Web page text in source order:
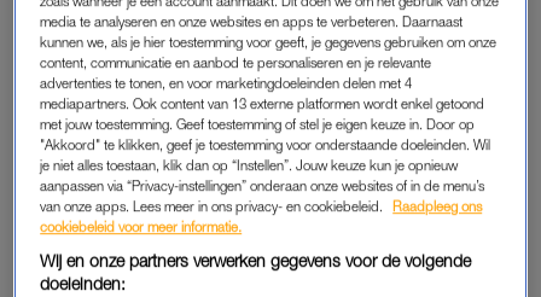
een gruwelijke ontdekking: het ontbonden lichaam vanCeleste
Rivas, een 15-jarige meisjedat al ruim een jaar vermist was,
werd aangetroffen in een kofferbak. De auto stond op naam
van Amerikaanse zanger D4vd. Hoewel de 20-jarige in eerste
instantie niet als verdachte gezien werd, wordt hij dat nu wel.
Die informatie baseertTMZ op een bron met directe kennis
van het onderzoek, dat nu wordt behandeld als moordzaak.
Volgens de insider is David Anthony Burke, zoals de zanger
echt heet, nog niet officieel aangeklaagd. Er zijn nog geen
media te analyseren en onze websites en apps te verbeteren. Daarnaast
kunnen we, als je hier toestemming voor geeft, je gegevens gebruiken om onze
content, communicatie en aanbod te personaliseren en je relevante
advertenties te tonen, en voor marketingdoeleinden delen met 4
mediapartners. Ook content van 13 externe platformen wordt enkel getoond
met jouw toestemming. Geef toestemming of stel je eigen keuze in. Door op
"Akkoord" te klikken, geef je toestemming voor onderstaande doeleinden. Wil
je niet alles toestaan, klik dan op “Instellen”. Jouw keuze kun je opnieuw
aanpassen via “Privacy-instellingen” onderaan onze websites of in de menu’s
van onze apps. Lees meer in ons privacy- en cookiebeleid.
Raadpleeg ons
cookiebeleid voor meer informatie.
Wij en onze partners verwerken gegevens voor de volgende
doeleinden: